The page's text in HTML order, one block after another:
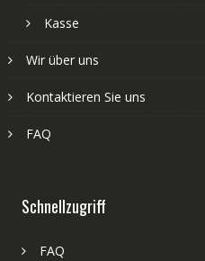
Kasse
Wir über uns
Kontaktieren Sie uns
FAQ
Schnellzugriff
FAQ